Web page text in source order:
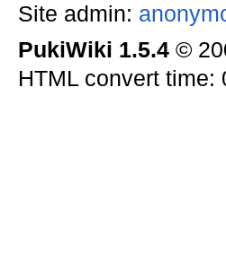
Site admin:
PukiWiki 1.5.4©
HTML convert time: